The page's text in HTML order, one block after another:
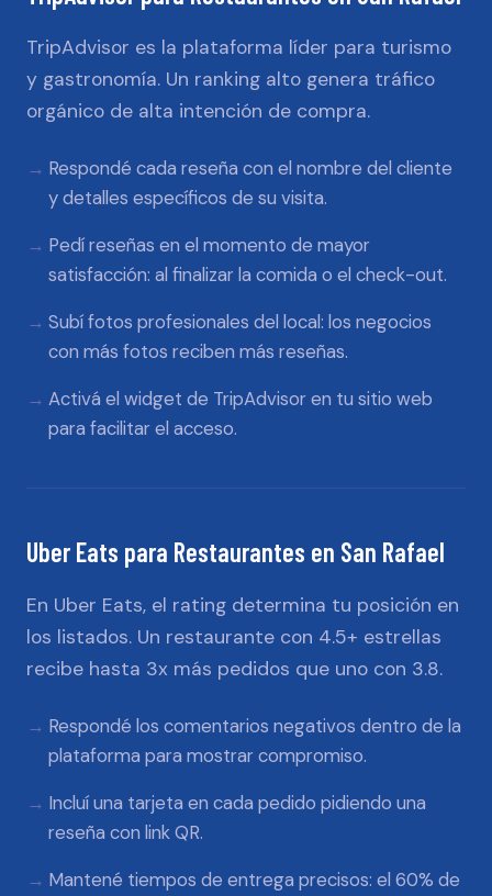
TripAdvisor es la plataforma líder para turismo
y gastronomía. Un ranking alto genera tráfico
orgánico de alta intención de compra.
Respondé cada reseña con el nombre del cliente
y detalles específicos de su visita.
Pedí reseñas en el momento de mayor
satisfacción: al finalizar la comida o el check-out.
Subí fotos profesionales del local: los negocios
con más fotos reciben más reseñas.
Activá el widget de TripAdvisor en tu sitio web
para facilitar el acceso.
Uber Eats para Restaurantes en San Rafael
En Uber Eats, el rating determina tu posición en
los listados. Un restaurante con 4.5+ estrellas
recibe hasta 3x más pedidos que uno con 3.8.
Respondé los comentarios negativos dentro de la
plataforma para mostrar compromiso.
Incluí una tarjeta en cada pedido pidiendo una
reseña con link QR.
Mantené tiempos de entrega precisos: el 60% de